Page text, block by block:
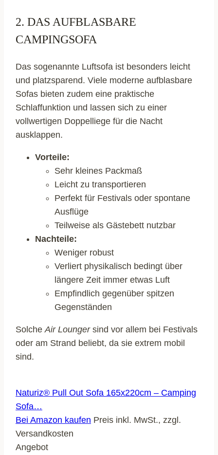
2. DAS AUFBLASBARE
CAMPINGSOFA
Das sogenannte Luftsofa ist besonders leicht
und platzsparend. Viele moderne aufblasbare
Sofas bieten zudem eine praktische
Schlaffunktion und lassen sich zu einer
vollwertigen Doppelliege für die Nacht
ausklappen.
Vorteile:
Sehr kleines Packmaß
Leicht zu transportieren
Perfekt für Festivals oder spontane
Ausflüge
Teilweise als Gästebett nutzbar
Nachteile:
Weniger robust
Verliert physikalisch bedingt über
längere Zeit immer etwas Luft
Empfindlich gegenüber spitzen
Gegenständen
Solche Air Loungersind vor allem bei Festivals
oder am Strand beliebt, da sie extrem mobil
sind.
Naturiz® Pull Out Sofa 165x220cm – Camping
Sofa…
Bei Amazon kaufen Preis inkl. MwSt., zzgl.
Versandkosten
Angebot